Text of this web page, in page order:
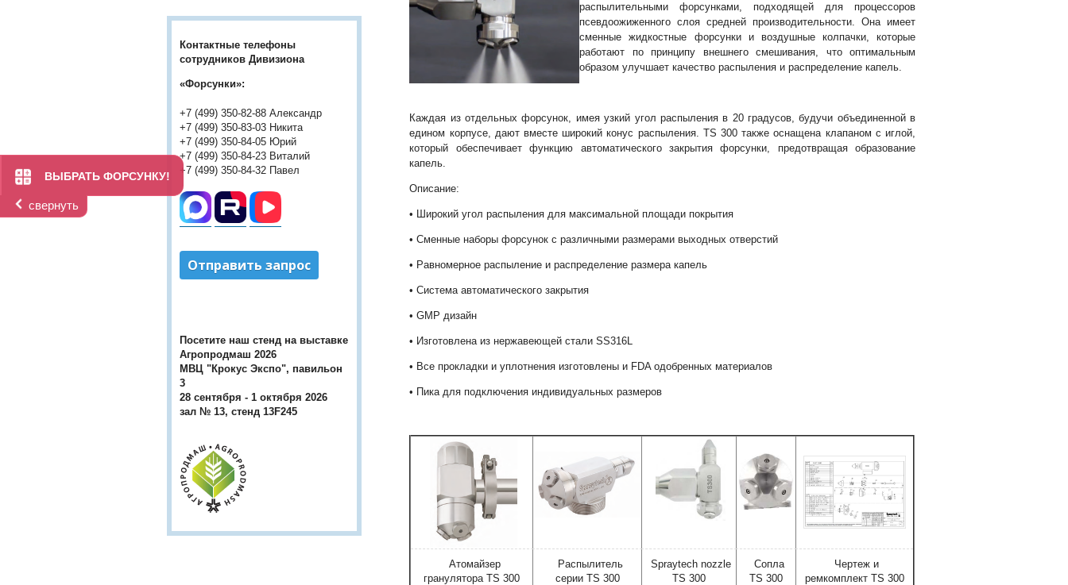
ВЫБРАТЬ ФОРСУНКУ!
свернуть
Контактные телефоны
сотрудников Дивизиона
«Форсунки»:
+7 (499) 350-82-88 Александр
+7 (499) 350-83-03 Никита
+7 (499) 350-84-05 Юрий
+7 (499) 350-84-23 Виталий
+7 (499) 350-84-32 Павел
Отправить запрос
Посетите наш стенд на выставке
Агропродмаш 2026
МВЦ "Крокус Экспо", павильон
3
28 сентября - 1 октября 2026
зал № 13, стенд 13F245
распылительными форсунками, подходящей для процессоров
псевдоожиженного слоя средней производительности. Она имеет
сменные жидкостные форсунки и воздушные колпачки, которые
работают по принципу внешнего смешивания, что оптимальным
образом улучшает качество распыления и распределение капель.
Каждая из отдельных форсунок, имея узкий угол распыления в 20 градусов, будучи объединенной в
едином корпусе, дают вместе широкий конус распыления. TS 300 также оснащена клапаном с иглой,
который обеспечивает функцию автоматического закрытия форсунки, предотвращая образование
капель.
Описание:
• Широкий угол распыления для максимальной площади покрытия
• Сменные наборы форсунок с различными размерами выходных отверстий
• Равномерное распыление и распределение размера капель
• Система автоматического закрытия
• GMP дизайн
• Изготовлена из нержавеющей стали SS316L
• Все прокладки и уплотнения изготовлены и FDA одобренных материалов
• Пика для подключения индивидуальных размеров
Атомайзер
гранулятора TS 300
Распылитель
серии TS 300
Spraytech nozzle
TS 300
Сопла
TS 300
Чертеж и
ремкомплект TS 300